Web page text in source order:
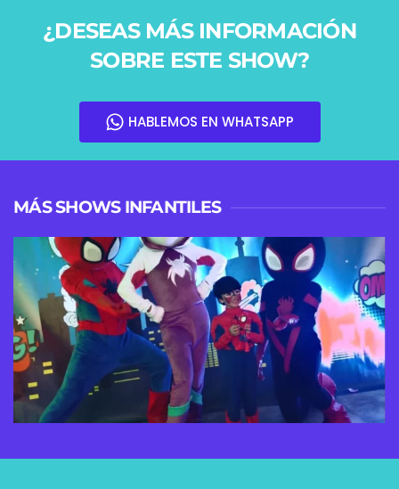
¿DESEAS MÁS INFORMACIÓN
SOBRE ESTE SHOW?
HABLEMOS EN WHATSAPP
MÁS SHOWS INFANTILES
VER MÁS